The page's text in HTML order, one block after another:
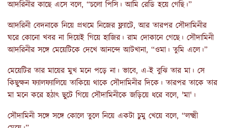
আদরিনীর কাছে এসে বলে, “চলো পিসি। আমি রেডি হয়ে গেছি।”
আদরিনী বেদনাকে নিয়ে প্রথমে নিজের ফ্ল্যাটে, আর তারপর সৌদামিনীর
ঘরে কোনো খবর না দিয়েই গিয়ে হাজির। রাম দোকানে গেছে। সৌদামিনী
আদরিনীর সঙ্গে মেয়েটিকে দেখে আনন্দে আটখানা, “ওমা। তুমি এলে।”
মেয়েটির তার মায়ের মুখ মনে পড়ে না। ভাবে, এ-ই বুঝি তার মা। সে
কিছুক্ষন ফ্যালফ্যালিয়ে তাকিয়ে থাকে সৌদামিনীর দিকে। তারপর তাকে তার
মা মনে করে হঠাৎ ছুটে গিয়ে সৌদামিনীকে জড়িয়ে ধরে বলে, 'মা'।
সৌদামিনী সঙ্গে সঙ্গে কোলে তুলে নিয়ে একটা চুমু খেয়ে বলে, “লক্ষ্মী